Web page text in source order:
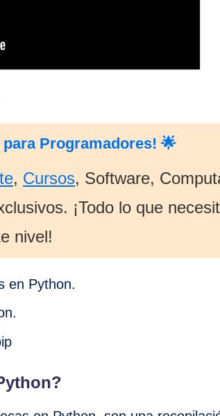
Programadores! 🌟
, Cursos, Software,
¡Todo lo que
nivel!
en Python.